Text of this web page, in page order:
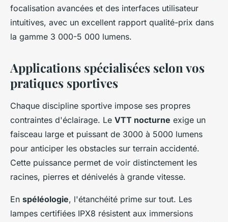
focalisation avancées et des interfaces utilisateur
intuitives, avec un excellent rapport qualité-prix dans
la gamme 3 000-5 000 lumens.
Applications spécialisées selon vos
pratiques sportives
Chaque discipline sportive impose ses propres
contraintes d'éclairage. Le VTT nocturne exige un
faisceau large et puissant de 3000 à 5000 lumens
pour anticiper les obstacles sur terrain accidenté.
Cette puissance permet de voir distinctement les
racines, pierres et dénivelés à grande vitesse.
En spéléologie, l'étanchéité prime sur tout. Les
lampes certifiées IPX8 résistent aux immersions